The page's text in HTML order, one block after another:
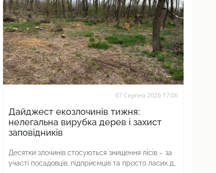
07 Серпня 2026 17:06
Дайджест екозлочинів тижня:
нелегальна вирубка дерев і захист
заповідників
Десятки злочинів стосуються знищення лісів – за
участі посадовців, підприємців та просто ласих до